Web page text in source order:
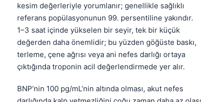
kesim değerleriyle yorumlanır; genellikle sağlıklı
referans popülasyonunun 99. persentiline yakındır.
1–3 saat içinde yükselen bir seyir, tek bir küçük
değerden daha önemlidir; bu yüzden göğüste baskı,
terleme, çene ağrısı veya ani nefes darlığı ortaya
çıktığında troponin acil değerlendirmede yer alır.
BNP’nin 100 pg/mL’nin altında olması, akut nefes
كوردی‎
سنڌي
සිංහල
অসমীয়া
Galego